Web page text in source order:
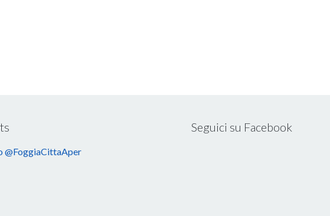
@FoggiaCittaAper
Seguici su Facebook